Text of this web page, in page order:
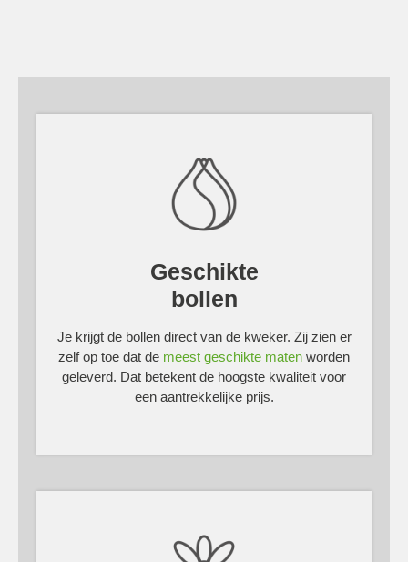
Geschikte
bollen
Je krijgt de bollen direct van de kweker. Zij zien er
zelf op toe dat de meest geschikte maten worden
geleverd. Dat betekent de hoogste kwaliteit voor
een aantrekkelijke prijs.